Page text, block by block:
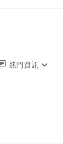
熱門資訊